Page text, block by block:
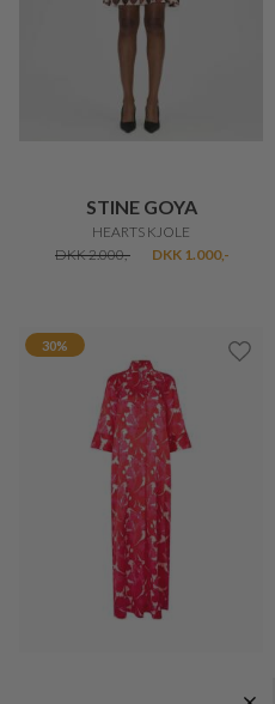
STINE GOYA
HEARTS KJOLE
DKK 2.000,-
DKK 1.000,-
30%